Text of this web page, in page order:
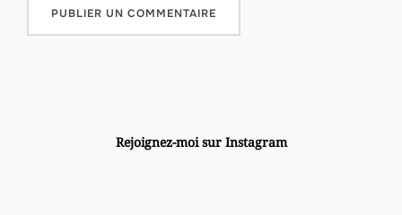
Rejoignez-moi sur Instagram